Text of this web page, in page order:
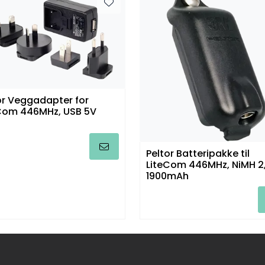
Veggadapter for
446MHz, USB 5V
Peltor Batteripakke til
LiteCom 446MHz, NiMH
1900mAh